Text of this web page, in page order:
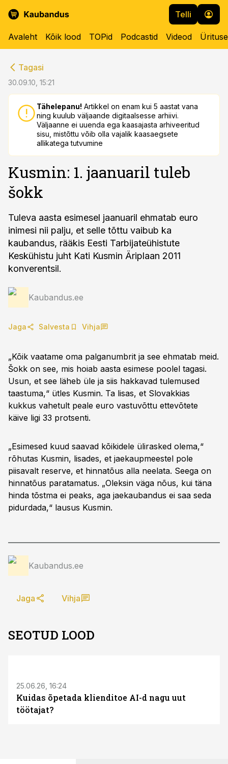
Telli
Avaleht Kõik lood TOPid Podcastid Videod
Tagasi
30.09.10, 15:21
Tähelepanu! Artikkel on enam kui 5 aastat vana
ning kuulub väljaande digitaalsesse arhiivi.
Väljaanne ei uuenda ega kaasajasta arhiveeritud
sisu, mistõttu võib olla vajalik kaasaegsete
allikatega tutvumine
Kusmin: 1. jaanuaril tuleb
šokk
Tuleva aasta esimesel jaanuaril ehmatab euro
inimesi nii palju, et selle tõttu vaibub ka
kaubandus, rääkis Eesti Tarbijateühistute
Keskühistu juht Kati Kusmin Äriplaan 2011
konverentsil.
Kaubandus.ee
Jaga Salvesta Vihja
„Kõik vaatame oma palganumbrit ja see ehmatab meid.
Šokk on see, mis hoiab aasta esimese poolel tagasi.
Usun, et see läheb üle ja siis hakkavad tulemused
taastuma,“ ütles Kusmin. Ta lisas, et Slovakkias
kukkus vahetult peale euro vastuvõttu ettevõtete
käive ligi 33 protsenti.
„Esimesed kuud saavad kõikidele ülirasked olema,“
rõhutas Kusmin, lisades, et jaekaupmeestel pole
piisavalt reserve, et hinnatõus alla neelata. Seega on
hinnatõus paratamatus. „Oleksin väga nõus, kui täna
hinda tõstma ei peaks, aga jaekaubandus ei saa seda
pidurdada,“ lausus Kusmin.
Kaubandus.ee
Jaga Vihja
SEOTUD LOOD
25.06.26, 16:24
Kuidas õpetada klienditoe AI-d nagu uut
töötajat?